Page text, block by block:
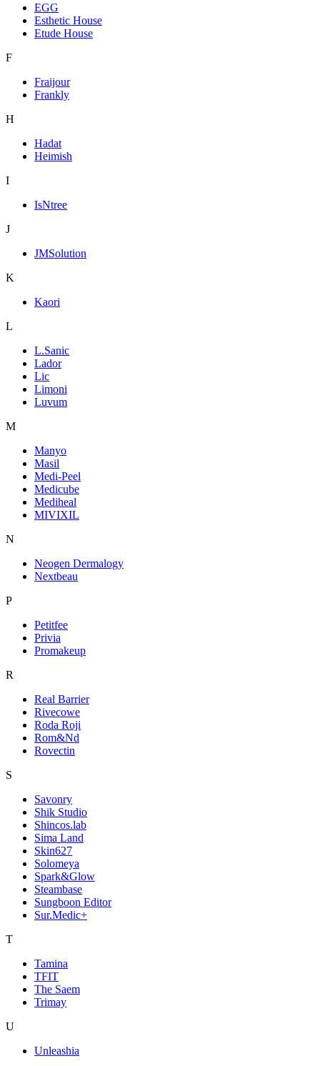
EGG
Esthetic House
Etude House
F
Fraijour
Frankly
H
Hadat
Heimish
I
IsNtree
J
JMSolution
K
Kaori
L
L.Sanic
Lador
Lic
Limoni
Luvum
M
Manyo
Masil
Medi-Peel
Medicube
Mediheal
MIVIXIL
N
Neogen Dermalogy
Nextbeau
P
Petitfee
Privia
Promakeup
R
Real Barrier
Rivecowe
Roda Roji
Rom&Nd
Rovectin
S
Savonry
Shik Studio
Shincos.lab
Sima Land
Skin627
Solomeya
Spark&Glow
Steambase
Sungboon Editor
Sur.Medic+
T
Tamina
TFIT
The Saem
Trimay
U
Unleashia